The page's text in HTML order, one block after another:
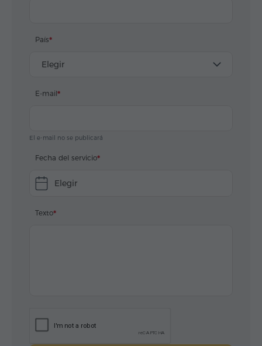
País
Elegir
E-mail
El e-mail no se publicará
Fecha del servicio
Elegir
Texto